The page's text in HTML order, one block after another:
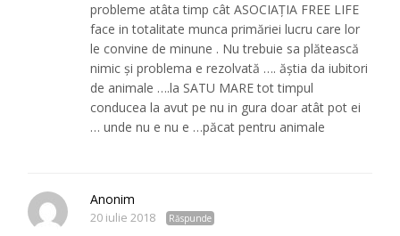
probleme atâta timp cât ASOCIAȚIA FREE LIFE
face in totalitate munca primăriei lucru care lor
le convine de minune . Nu trebuie sa plătească
nimic și problema e rezolvată …. ăștia da iubitori
de animale ….la SATU MARE tot timpul
conducea la avut pe nu in gura doar atât pot ei
… unde nu e nu e …păcat pentru animale
Anonim
20 iulie 2018 Răspunde